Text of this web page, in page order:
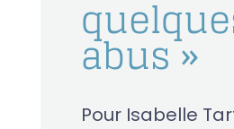
abus »
Pour Isabelle